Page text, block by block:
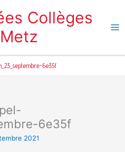
Collèges
6e35f
6e35f
2021